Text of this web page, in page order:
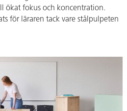
ökat fokus och koncentration.
för läraren tack vare stålpulpeten